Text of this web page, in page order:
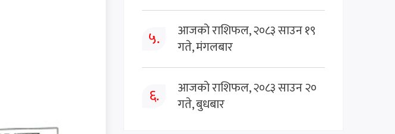
५.
आजको राशिफल, २०८३ साउन १९
गते, मंगलबार
६.
आजको राशिफल, २०८३ साउन २०
गते, बुधबार